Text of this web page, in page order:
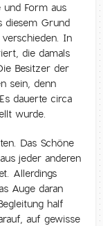
Form aus
diesem Grund
In
die damals
Besitzer der
sein, denn
dauerte circa
wurde.
Das Schöne
jeder anderen
Allerdings
Auge daran
half
auf gewisse